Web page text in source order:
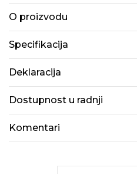
O proizvodu
Specifikacija
Deklaracija
Dostupnost u radnji
Komentari